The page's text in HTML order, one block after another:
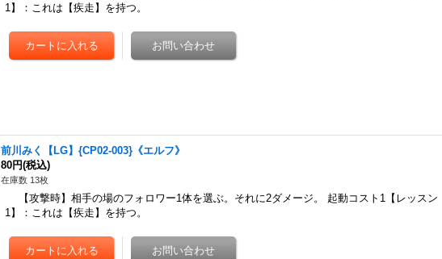
1】：これは【疾走】を持つ。
前川みく【LG】{CP02-003}《エルフ》
80円(税込)
在庫数 13枚
【攻撃時】相手の場のフォロワー1体を選ぶ。それに2ダメージ。 起動コスト1【レッスン
1】：これは【疾走】を持つ。